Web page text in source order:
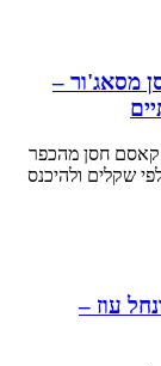
מסאג'ור –
קאסם חסן מהכפר
שקלים ולהיכנס
עוז –